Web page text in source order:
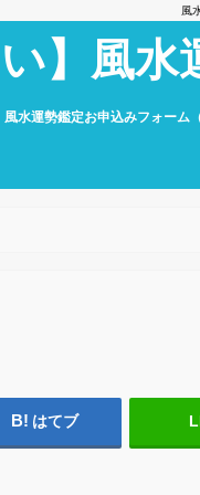
風
】風水
風水運勢鑑定お申込みフォーム
はてブ